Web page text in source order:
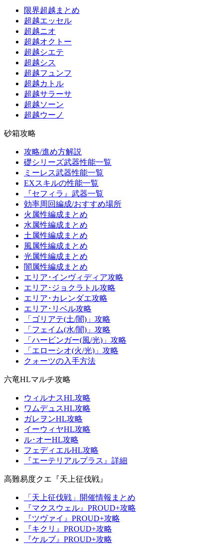
限界超越まとめ
超越エッセル
超越ニオ
超越オクトー
超越シエテ
超越シス
超越フュンフ
超越カトル
超越サラーサ
超越ソーン
超越ウーノ
砂箱攻略
攻略/進め方解説
礎シリーズ武器性能一覧
ミーレス武器性能一覧
EXスキルの性能一覧
『セフィラ』武器一覧
効率周回編成/おすすめ場所
火属性編成まとめ
水属性編成まとめ
土属性編成まとめ
風属性編成まとめ
光属性編成まとめ
闇属性編成まとめ
エリア･インヴィディア攻略
エリア･ジョクラトル攻略
エリア･カレンダエ攻略
エリア･リベル攻略
「ゴリアテ(土/闇)」攻略
「フェイム(水/闇)」攻略
「ハービンガー(風/光)」攻略
「エローシオ(火/光)」攻略
クォーツの入手方法
六竜HLマルチ攻略
ウィルナスHL攻略
ワムデュスHL攻略
ガレヲンHL攻略
イーウィヤHL攻略
ル･オーHL攻略
フェディエルHL攻略
『エーテリアルプラス』詳細
高難易度クエ『天上征伐戦』
「天上征伐戦」開催情報まとめ
『マクスウェル』PROUD+攻略
『ツヴァイ』PROUD+攻略
『キクリ』PROUD+攻略
『ケルブ』PROUD+攻略